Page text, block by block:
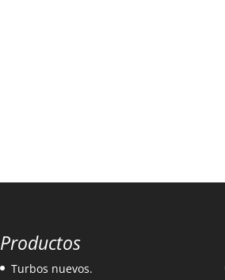
Productos
Turbos nuevos.